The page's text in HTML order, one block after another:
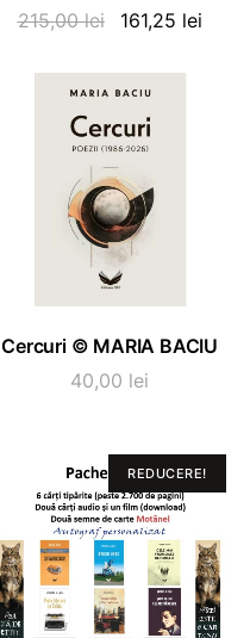
215,00lei
Prețul
a
215,00 lei.
161,25 lei
ADAUGĂ ÎN COȘ
Cercuri © MARIA BACIU
40,00 lei
REDUCERE!